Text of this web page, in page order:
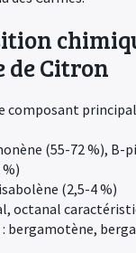
de Citron
composant principal
(55-72 %), B-
(2,5-4 %)
octanal
bergamotène,